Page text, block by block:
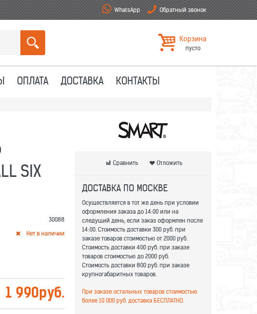
WhatsApp Обратный звонок
Корзина
пусто
ОПЛАТА ДОСТАВКА КОНТАКТЫ
SIX
30088
Нет в наличии
1 990руб.
Сравнить Отложить
ДОСТАВКА ПО МОСКВЕ
Осуществляется в тот же день при условии
оформления заказа до 14:00 или на
следущий день, если заказ оформлен после
14:00. Стоимость доставки 300 руб. при
заказе товаров стоимостью от 2000 руб.
Стоимость доставки 400 руб. при заказе
товаров стоимостью до 2000 руб.
Стоимость доставки 800 руб. при заказе
крупногабаритных товаров.
При заказе остальных товаров стоимостью
более 10 000 руб. доставка БЕСПЛАТНО.